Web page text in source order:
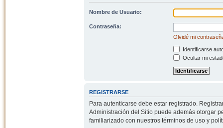
Nombre de Usuario:
Contraseña:
Olvidé mi
Identificarse
Ocultar mi
REGISTRARSE
Para autenticarse debe estar registrado.
Administración del Sitio puede además otorgar
familiarizado con nuestros términos de uso y